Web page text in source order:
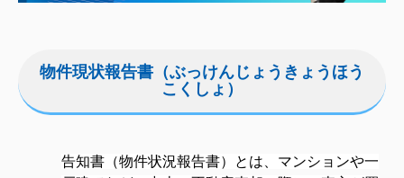
物件現状報告書（ぶっけんじょうきょうほう
こくしょ）
告知書（物件状況報告書）とは、 マンションや一